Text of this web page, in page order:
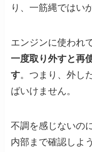
り、一筋縄ではい
エンジンに使われ
一度取り外すと再
す。つまり、外し
ばいけません。
不調を感じないの
内部まで確認しよ